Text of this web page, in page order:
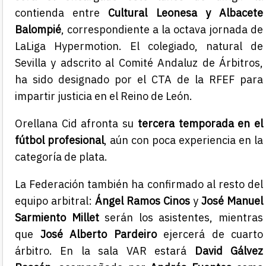
contienda entre Cultural Leonesa y Albacete
Balompié, correspondiente a la octava jornada de
LaLiga Hypermotion. El colegiado, natural de
Sevilla y adscrito al Comité Andaluz de Árbitros,
ha sido designado por el CTA de la RFEF para
impartir justicia en el Reino de León.
Orellana Cid afronta su tercera temporada en el
fútbol profesional, aún con poca experiencia en la
categoría de plata.
La Federación también ha confirmado al resto del
equipo arbitral: Ángel Ramos Cinos y José Manuel
Sarmiento Milletserán los asistentes, mientras
que José Alberto Pardeiroejercerá de cuarto
árbitro. En la sala VAR estará
David Gálvez